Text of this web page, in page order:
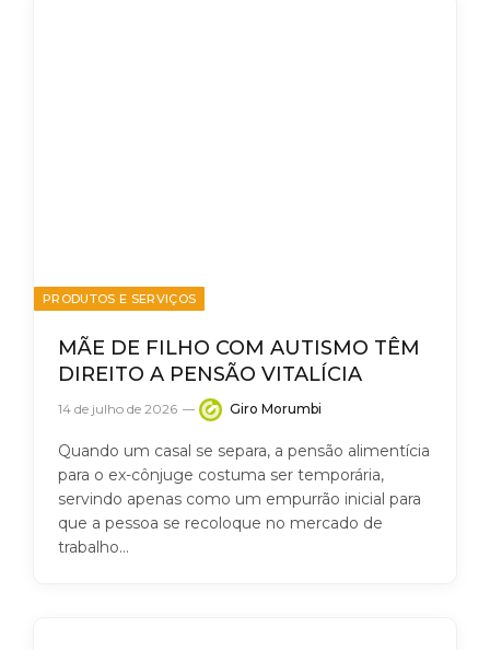
PRODUTOS E SERVIÇOS
MÃE DE FILHO COM AUTISMO TÊM
DIREITO A PENSÃO VITALÍCIA
14 de julho de 2026 Giro Morumbi
Quando um casal se separa, a pensão alimentícia
para o ex-cônjuge costuma ser temporária,
servindo apenas como um empurrão inicial para
que a pessoa se recoloque no mercado de
trabalho…